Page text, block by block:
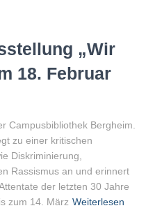
„Wir
18. Februar
Campusbibliothek Bergheim.
zu einer kritischen
Diskriminierung,
Rassismus an und erinnert
der letzten 30 Jahre
zum 14. März Weiterlesen